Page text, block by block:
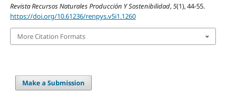
Revista Recursos Naturales Producción Y Sostenibilidad,5(1), 44-55.
https://doi.org/10.61236/renpys.v5i1.1260
More Citation Formats
Make a Submission